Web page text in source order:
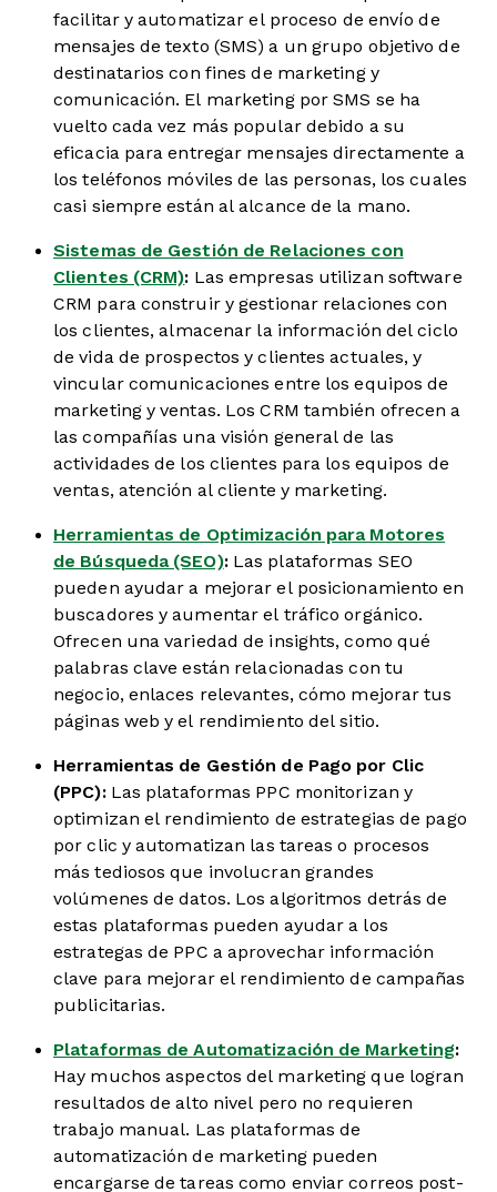
facilitar y automatizar el proceso de envío de
mensajes de texto (SMS) a un grupo objetivo de
destinatarios con fines de marketing y
comunicación. El marketing por SMS se ha
vuelto cada vez más popular debido a su
eficacia para entregar mensajes directamente a
los teléfonos móviles de las personas, los cuales
casi siempre están al alcance de la mano.
Sistemas de Gestión de Relaciones con
Clientes (CRM): Las empresas utilizan software
CRM para construir y gestionar relaciones con
los clientes, almacenar la información del ciclo
de vida de prospectos y clientes actuales, y
vincular comunicaciones entre los equipos de
marketing y ventas. Los CRM también ofrecen a
las compañías una visión general de las
actividades de los clientes para los equipos de
ventas, atención al cliente y marketing.
Herramientas de Optimización para Motores
de Búsqueda (SEO):Las plataformas SEO
pueden ayudar a mejorar el posicionamiento en
buscadores y aumentar el tráfico orgánico.
Ofrecen una variedad de insights, como qué
palabras clave están relacionadas con tu
negocio, enlaces relevantes, cómo mejorar tus
páginas web y el rendimiento del sitio.
Herramientas de Gestión de Pago por Clic
(PPC):Las plataformas PPC monitorizan y
optimizan el rendimiento de estrategias de pago
por clic y automatizan las tareas o procesos
más tediosos que involucran grandes
volúmenes de datos. Los algoritmos detrás de
estas plataformas pueden ayudar a los
estrategas de PPC a aprovechar información
clave para mejorar el rendimiento de campañas
publicitarias.
Plataformas de Automatización de Marketing:
Hay muchos aspectos del marketing que logran
resultados de alto nivel pero no requieren
trabajo manual. Las plataformas de
automatización de marketing pueden
encargarse de tareas como enviar correos post-